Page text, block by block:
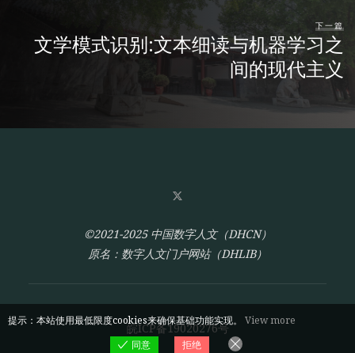
下一篇
文学模式识别:文本细读与机器学习之
间的现代主义
©2021-2025 中国数字人文（DHCN）
原名：数字人文门户网站（DHLIB）
皖ICP备19020276号
提示：本站使用最低限度cookies来确保基础功能实现。 View more
同意
拒绝